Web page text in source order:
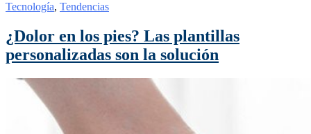
Tecnología, Tendencias
¿Dolor en los pies? Las plantillas
personalizadas son la solución